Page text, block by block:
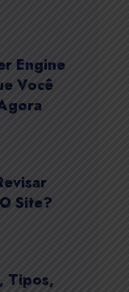
Engine
Você
Site?
Tipos,